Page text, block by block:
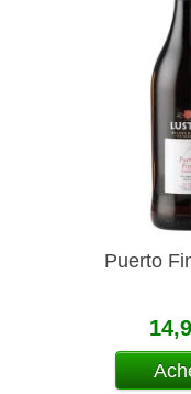
Puerto